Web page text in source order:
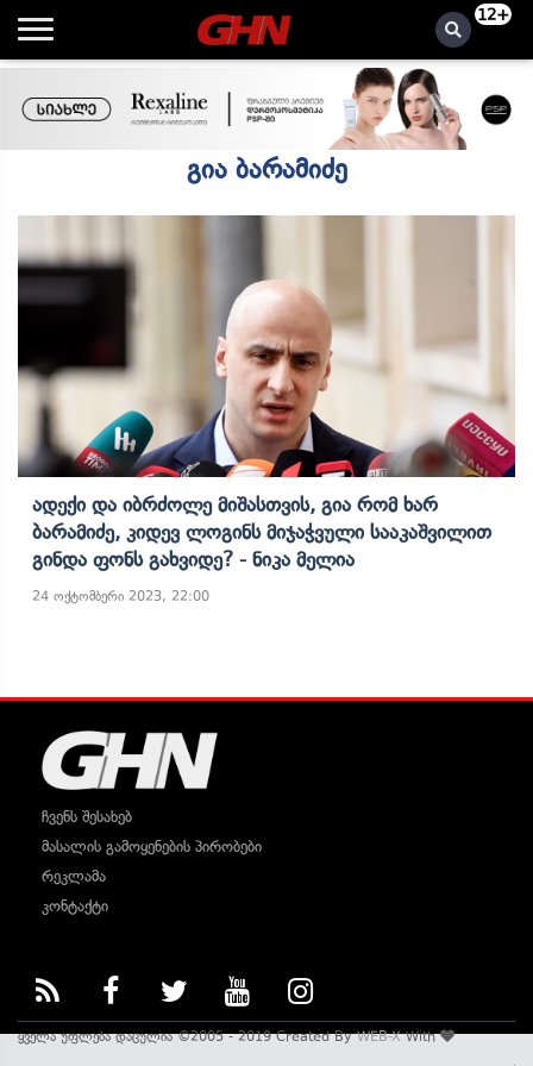
12+
გია ბარამიძე
Ადექი Და Იბრძოლე Მიშასთვის, Გია Რომ Ხარ
Ბარამიძე, Კიდევ Ლოგინს Მიჯაჭვული Სააკაშვილით
Გინდა Ფონს Გახვიდე? - Ნიკა Მელია
24 ოქტომბერი 2023, 22:00
ჩვენს შესახებ
მასალის გამოყენების პირობები
რეკლამა
კონტაქტი
ყველა უფლება დაცულია ©2005 - 2019 Created ByWEB-XWith